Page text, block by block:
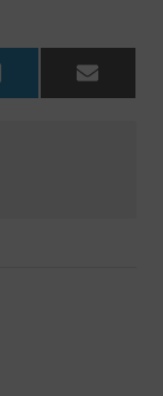
LinkedIn Email